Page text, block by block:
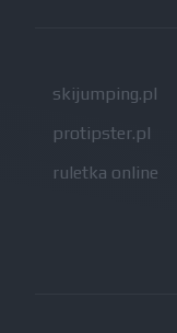
skijumping.pl
protipster.pl
ruletka online